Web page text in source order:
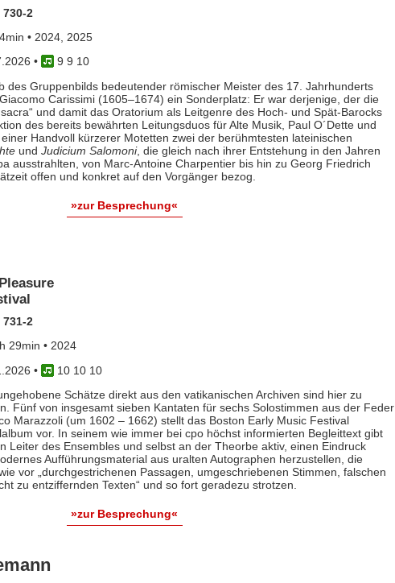
2
• 2024, 2025
•
9 9 10
des Gruppenbilds bedeutender römischer Meister des 17. Jahrhunderts
Carissimi (1605–1674) ein Sonderplatz: Er war derjenige, der die
sacra“ und damit das Oratorium als Leitgenre des Hoch- und Spät-Barocks
des bereits bewährten Leitungsduos für Alte Musik, Paul O´Dette und
Handvoll kürzerer Motetten zwei der berühmtesten lateinischen
und Judicium Salomoni, die gleich nach ihrer Entstehung in den Jahren
ausstrahlten, von Marc-Antoine Charpentier bis hin zu Georg Friedrich
offen und konkret auf den Vorgänger bezog.
»zur Besprechung«
2
29min • 2024
•
10 10 10
Schätze direkt aus den vatikanischen Archiven sind hier zu
Fünf von insgesamt sieben Kantaten für sechs Solostimmen aus der Feder
Marazzoli (um 1602 – 1662) stellt das Boston Early Music Festival
vor. In seinem wie immer bei cpo höchst informierten Begleittext gibt
Leiter des Ensembles und selbst an der Theorbe aktiv, einen Eindruck
Aufführungsmaterial aus uralten Autographen herzustellen, die
vor „durchgestrichenen Passagen, umgeschriebenen Stimmen, falschen
zu entziffernden Texten“ und so fort geradezu strotzen.
»zur Besprechung«